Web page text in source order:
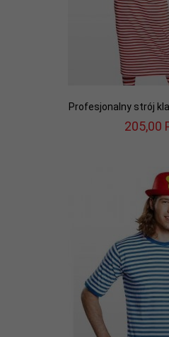
Profesjonalny strój
205,00